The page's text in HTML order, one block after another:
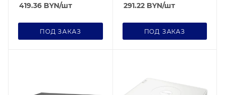
419.36 BYN/шт
ПОД ЗАКАЗ
291.22BYN/шт
ПОД ЗАКАЗ